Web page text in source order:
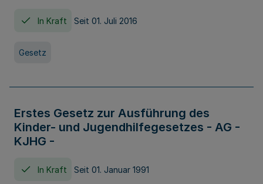
In Kraft Seit 01. Juli 2016
Gesetz
Erstes Gesetz zur Ausführung des
Kinder- und Jugendhilfegesetzes - AG -
KJHG -
In Kraft Seit 01. Januar 1991